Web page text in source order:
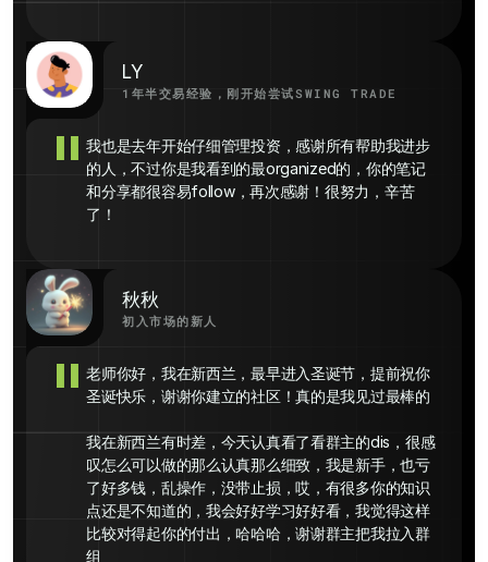
LY
1年半交易经验，刚开始尝试SWING TRADE
"我也是去年开始仔细管理投资，感谢所有帮助我进步
的人，不过你是我看到的最organized的，你的笔记
和分享都很容易follow，再次感谢！很努力，辛苦
了！
秋秋
初入市场的新人
"老师你好，我在新西兰，最早进入圣诞节，提前祝你
圣诞快乐，谢谢你建立的社区！真的是我见过最棒的
我在新西兰有时差，今天认真看了看群主的dis，很感
叹怎么可以做的那么认真那么细致，我是新手，也亏
了好多钱，乱操作，没带止损，哎，有很多你的知识
点还是不知道的，我会好好学习好好看，我觉得这样
比较对得起你的付出，哈哈哈，谢谢群主把我拉入群
组